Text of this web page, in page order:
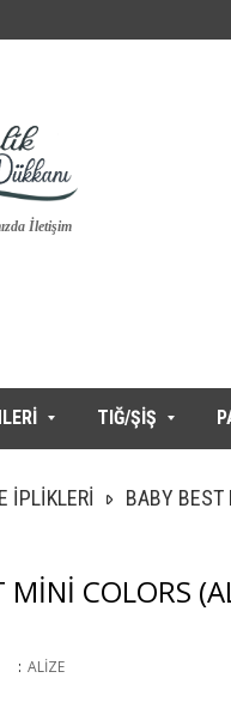
İletişim
TIĞ/ŞİŞ
İPLİKLERİ BABY BEST
MİNİ COLORS
: ALİZE